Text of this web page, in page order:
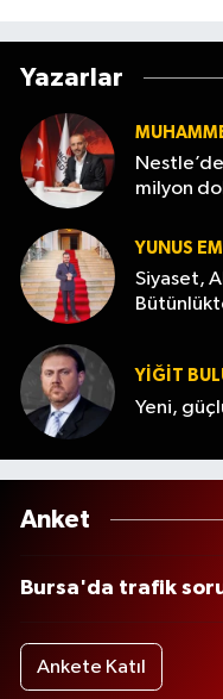
Yazarlar
milyon
YUNUS
Siyaset,
YİĞİT
Yeni,
Anket
Bursa'da trafik
Ankete Katıl